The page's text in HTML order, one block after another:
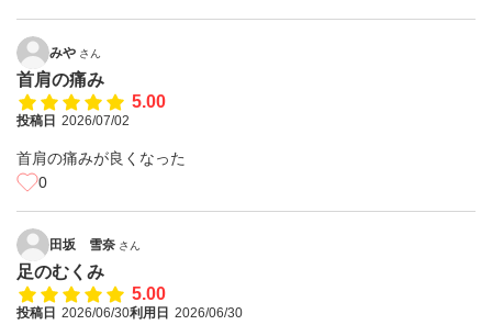
みや さん
首肩の痛み
5.00
投稿日 2026/07/02
首肩の痛みが良くなった
0
田坂 雪奈 さん
足のむくみ
5.00
投稿日 2026/06/30利用日 2026/06/30